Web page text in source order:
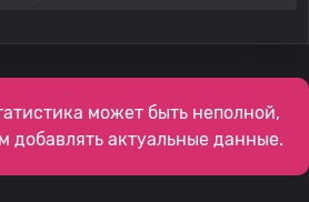
может быть неполной,
добавлять актуальные данные.